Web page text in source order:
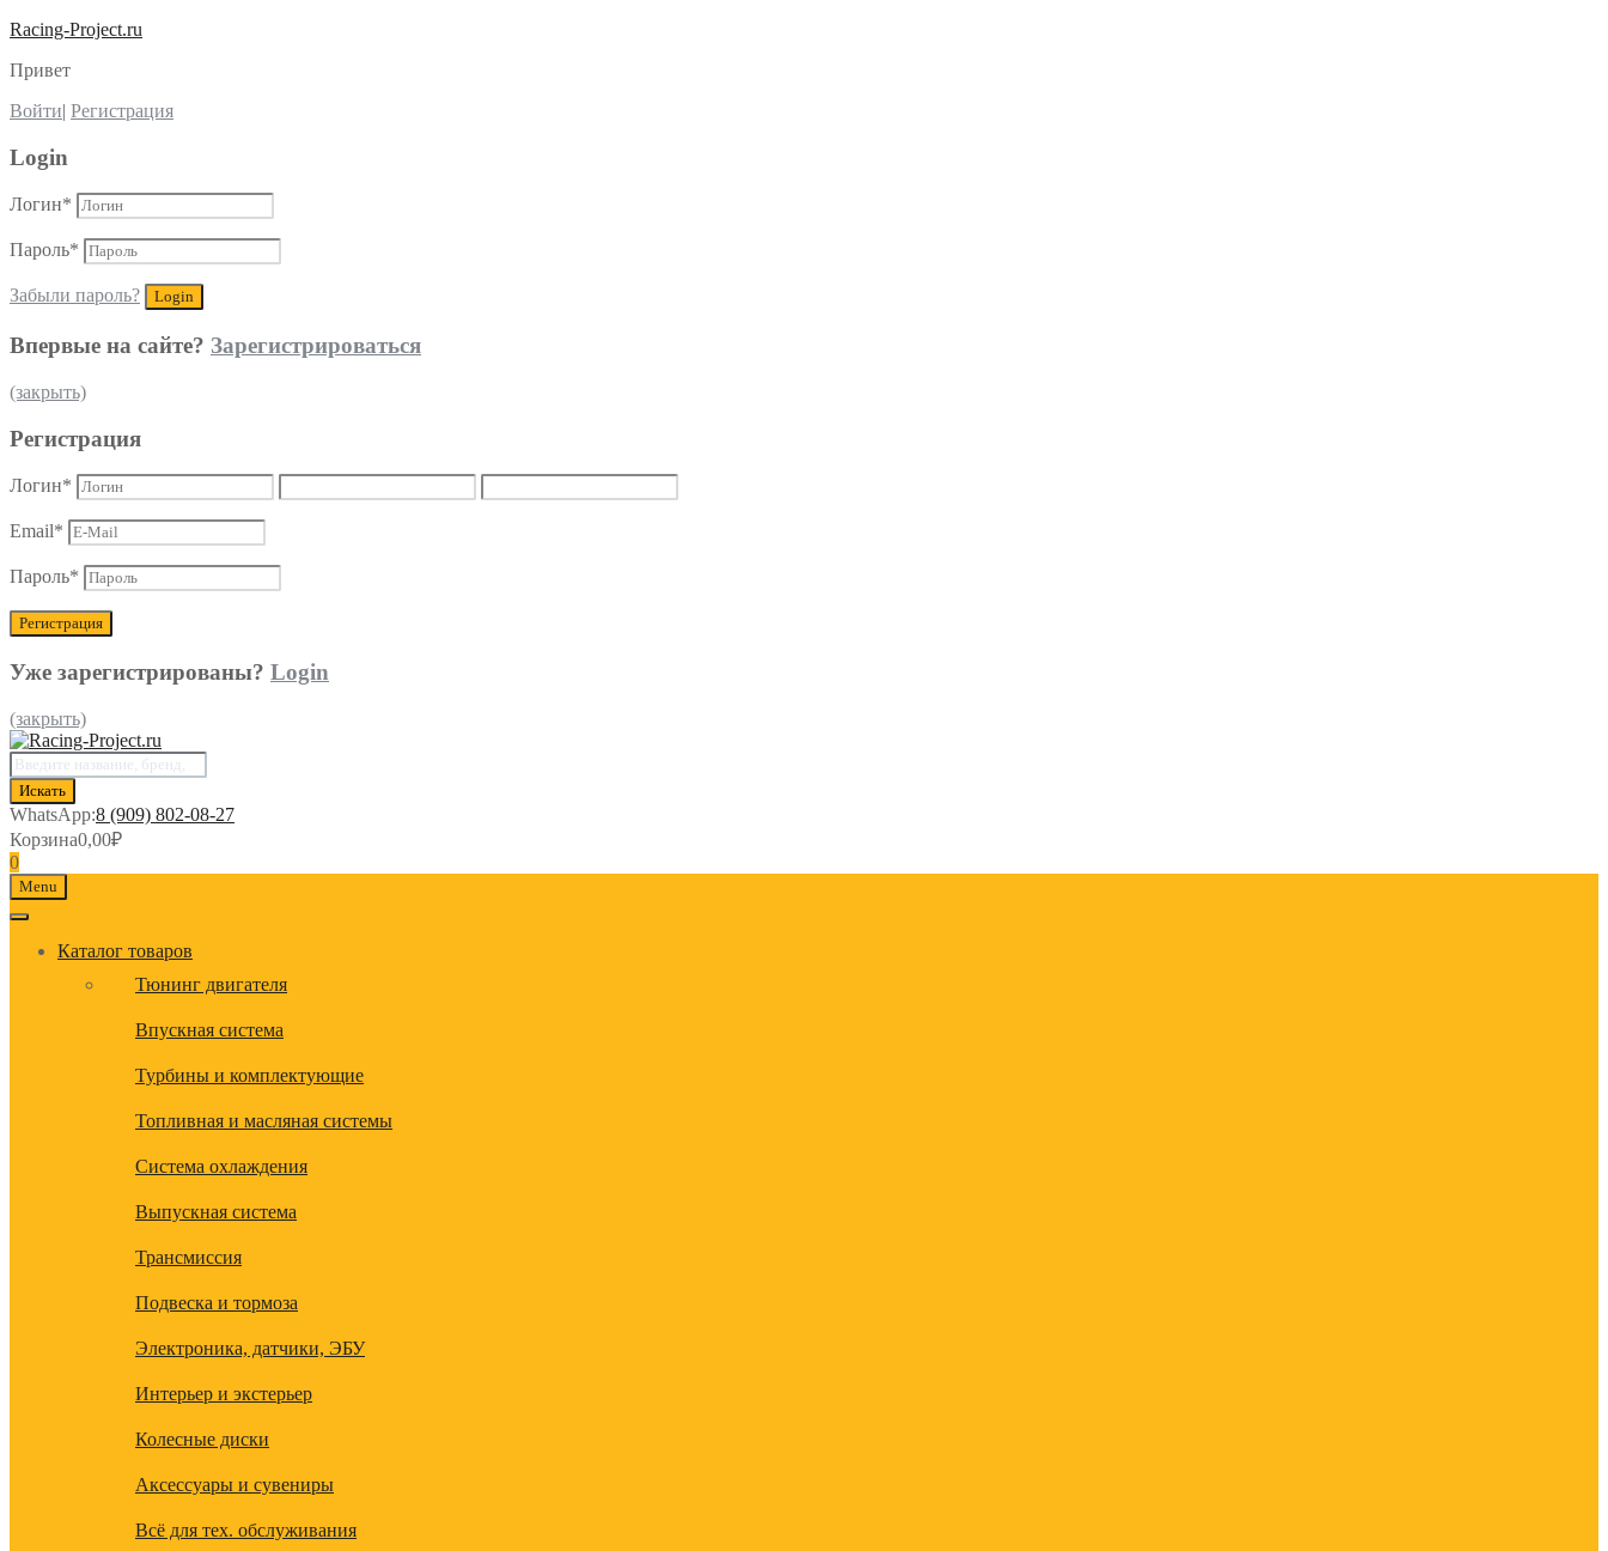
Racing-Project.ru
Привет
Войти| Регистрация
Login
Логин*
Пароль*
Забыли пароль?
Впервые на сайте? Зарегистрироваться
(закрыть)
Регистрация
Логин*
Email*
Пароль*
Уже зарегистрированы? Login
(закрыть)
Поиск
товаров
Искать
WhatsApp:8 (909) 802-08-27
Корзина0,00₽
0
Menu
Каталог товаров
Тюнинг двигателя
Впускная система
Турбины и комплектующие
Топливная и масляная системы
Система охлаждения
Выпускная система
Трансмиссия
Подвеска и тормоза
Электроника, датчики, ЭБУ
Интерьер и экстерьер
Колесные диски
Аксессуары и сувениры
Всё для тех. обслуживания